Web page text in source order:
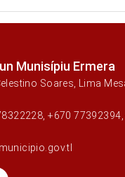
Munisípiu Ermera
Soares, Lima
+670